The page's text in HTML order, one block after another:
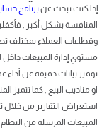
إذا كنت تبحث عنبرنامج
المنافسة بشكل أكبر ,
وقطاعات العملاء بمختلف
مستوي إدارة المبيعات
توفير بيانات دقيقة عن أداء
او مناديب البيع , كما
استعراض التقارير من خلال
المبيعات المرسلة من